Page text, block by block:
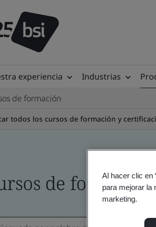
experiencia Industrias
de formación
todos los cursos de formación y
de
Al hacer clic en
para mejorar la
marketing.